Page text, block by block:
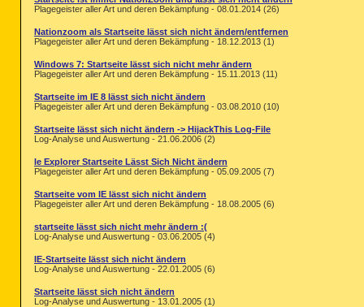
Plagegeister aller Art und deren Bekämpfung - 08.01.2014 (26)
Nationzoom als Startseite lässt sich nicht ändern/entfernen
Plagegeister aller Art und deren Bekämpfung - 18.12.2013 (1)
Windows 7: Startseite lässt sich nicht mehr ändern
Plagegeister aller Art und deren Bekämpfung - 15.11.2013 (11)
Startseite im IE 8 lässt sich nicht ändern
Plagegeister aller Art und deren Bekämpfung - 03.08.2010 (10)
Startseite lässt sich nicht ändern -> HijackThis Log-File
Log-Analyse und Auswertung - 21.06.2006 (2)
Ie Explorer Startseite Lässt Sich Nicht ändern
Plagegeister aller Art und deren Bekämpfung - 05.09.2005 (7)
Startseite vom IE lässt sich nicht ändern
Plagegeister aller Art und deren Bekämpfung - 18.08.2005 (6)
startseite lässt sich nicht mehr ändern :(
Log-Analyse und Auswertung - 03.06.2005 (4)
IE-Startseite lässt sich nicht ändern
Log-Analyse und Auswertung - 22.01.2005 (6)
Startseite lässt sich nicht ändern
Log-Analyse und Auswertung - 13.01.2005 (1)